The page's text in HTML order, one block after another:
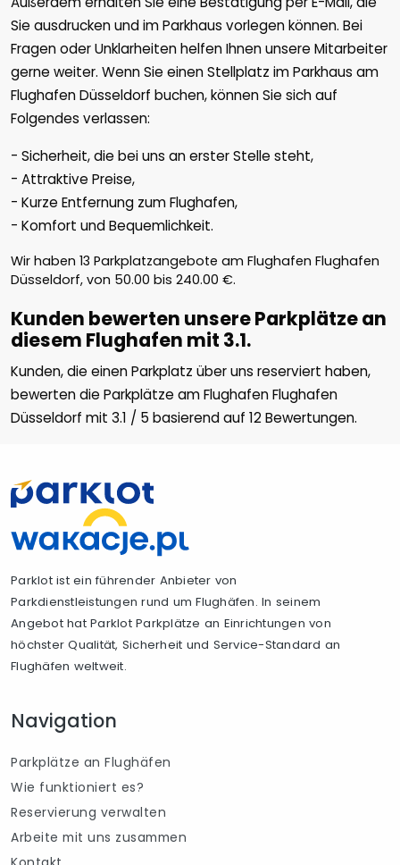
Sie ausdrucken und im Parkhaus vorlegen können. Bei
Fragen oder Unklarheiten helfen Ihnen unsere Mitarbeiter
gerne weiter. Wenn Sie einen Stellplatz im Parkhaus am
Flughafen Düsseldorf buchen, können Sie sich auf
Folgendes verlassen:
- Sicherheit, die bei uns an erster Stelle steht,
- Attraktive Preise,
- Kurze Entfernung zum Flughafen,
- Komfort und Bequemlichkeit.
Wir haben 13 Parkplatzangebote am Flughafen Flughafen
Düsseldorf, von 50.00 bis 240.00 €.
Kunden bewerten unsere Parkplätze an
diesem Flughafen mit 3.1.
Kunden, die einen Parkplatz über uns reserviert haben,
bewerten die Parkplätze am Flughafen Flughafen
Düsseldorf mit 3.1 / 5 basierend auf 12Bewertungen.
Parklot ist ein führender Anbieter von
Parkdienstleistungen rund um Flughäfen. In seinem
Angebot hat Parklot Parkplätze an Einrichtungen von
höchster Qualität, Sicherheit und Service-Standard an
Flughäfen weltweit.
Navigation
Parkplätze an Flughäfen
Wie funktioniert es?
Reservierung verwalten
Arbeite mit uns zusammen